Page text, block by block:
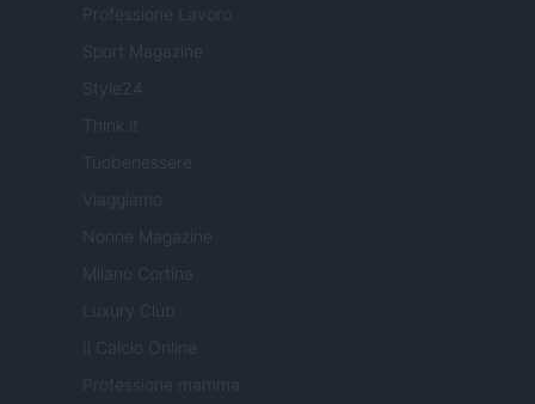
Professione Lavoro
Sport Magazine
Style24
Think.it
Tuobenessere
Viaggiamo
Nonne Magazine
Milano Cortina
Luxury Club
Il Calcio Online
Professione mamma